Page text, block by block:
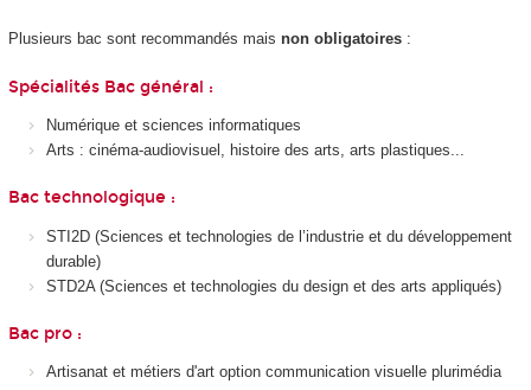
Plusieurs bac sont recommandés mais non obligatoires:
Spécialités Bac général :
Numérique et sciences informatiques
Arts : cinéma-audiovisuel, histoire des arts, arts plastiques...
Bac technologique :
STI2D (Sciences et technologies de l’industrie et du développement
durable)
STD2A (Sciences et technologies du design et des arts appliqués)
Bac pro :
Artisanat et métiers d'art option communication visuelle plurimédia